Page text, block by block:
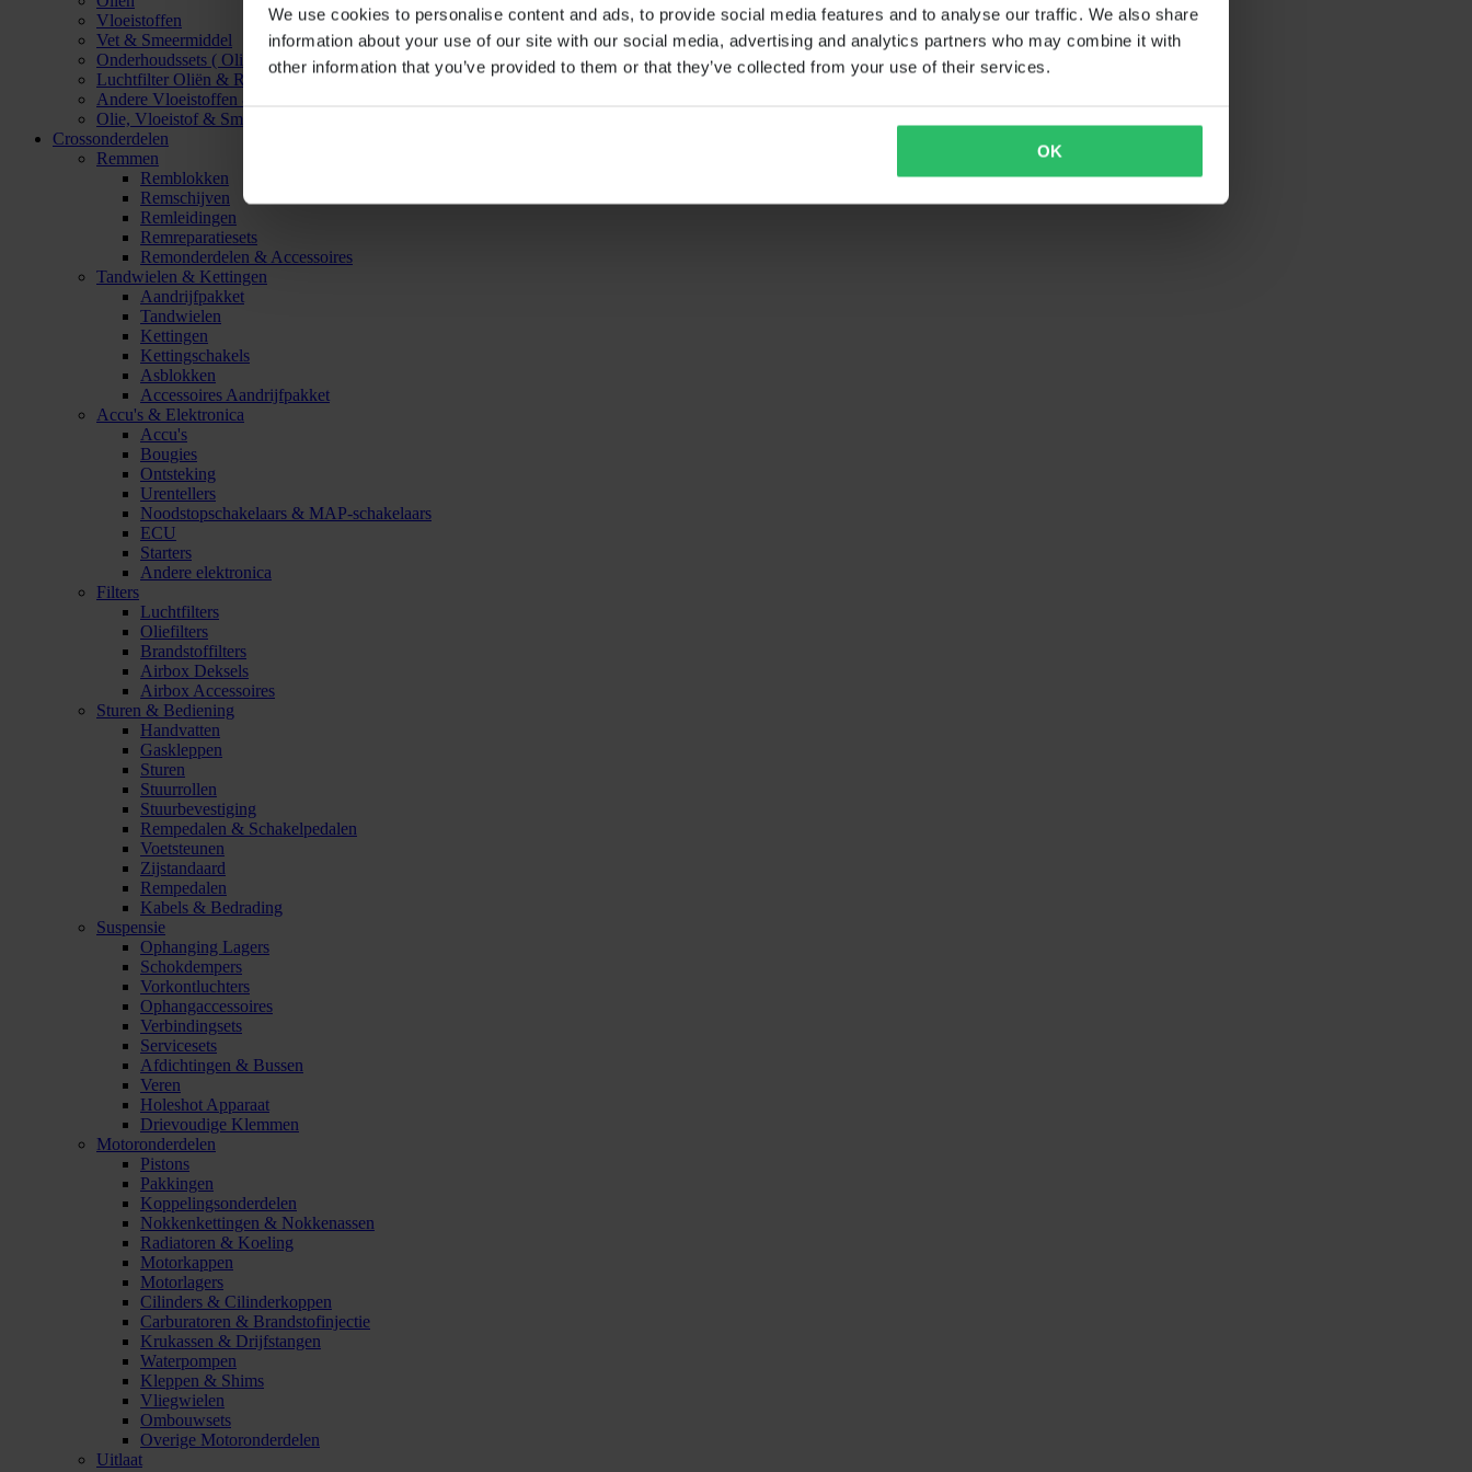
We use cookies to personalise content and ads, to provide social media features and to analyse our traffic. We also share
information about your use of our site with our social media, advertising and analytics partners who may combine it with
other information that you’ve provided to them or that they’ve collected from your use of their services.
OK
Vloeistoffen
Vet & Smeermiddel
Onderhoudssets ( Olie & Filter)
Luchtfilter Oliën & Reinigers
Andere Vloeistoffen & Smeermiddelen
Olie, Vloeistof & Smeermiddel Accessoires
Crossonderdelen
Remmen
Remblokken
Remschijven
Remleidingen
Remreparatiesets
Remonderdelen & Accessoires
Tandwielen & Kettingen
Aandrijfpakket
Tandwielen
Kettingen
Kettingschakels
Asblokken
Accessoires Aandrijfpakket
Accu's & Elektronica
Accu's
Bougies
Ontsteking
Urentellers
Noodstopschakelaars & MAP-schakelaars
ECU
Starters
Andere elektronica
Filters
Luchtfilters
Oliefilters
Brandstoffilters
Airbox Deksels
Airbox Accessoires
Sturen & Bediening
Handvatten
Gaskleppen
Sturen
Stuurrollen
Stuurbevestiging
Rempedalen & Schakelpedalen
Voetsteunen
Zijstandaard
Rempedalen
Kabels & Bedrading
Suspensie
Ophanging Lagers
Schokdempers
Vorkontluchters
Ophangaccessoires
Verbindingsets
Servicesets
Afdichtingen & Bussen
Veren
Holeshot Apparaat
Drievoudige Klemmen
Motoronderdelen
Pistons
Pakkingen
Koppelingsonderdelen
Nokkenkettingen & Nokkenassen
Radiatoren & Koeling
Motorkappen
Motorlagers
Cilinders & Cilinderkoppen
Carburatoren & Brandstofinjectie
Krukassen & Drijfstangen
Waterpompen
Kleppen & Shims
Vliegwielen
Ombouwsets
Overige Motoronderdelen
Uitlaat